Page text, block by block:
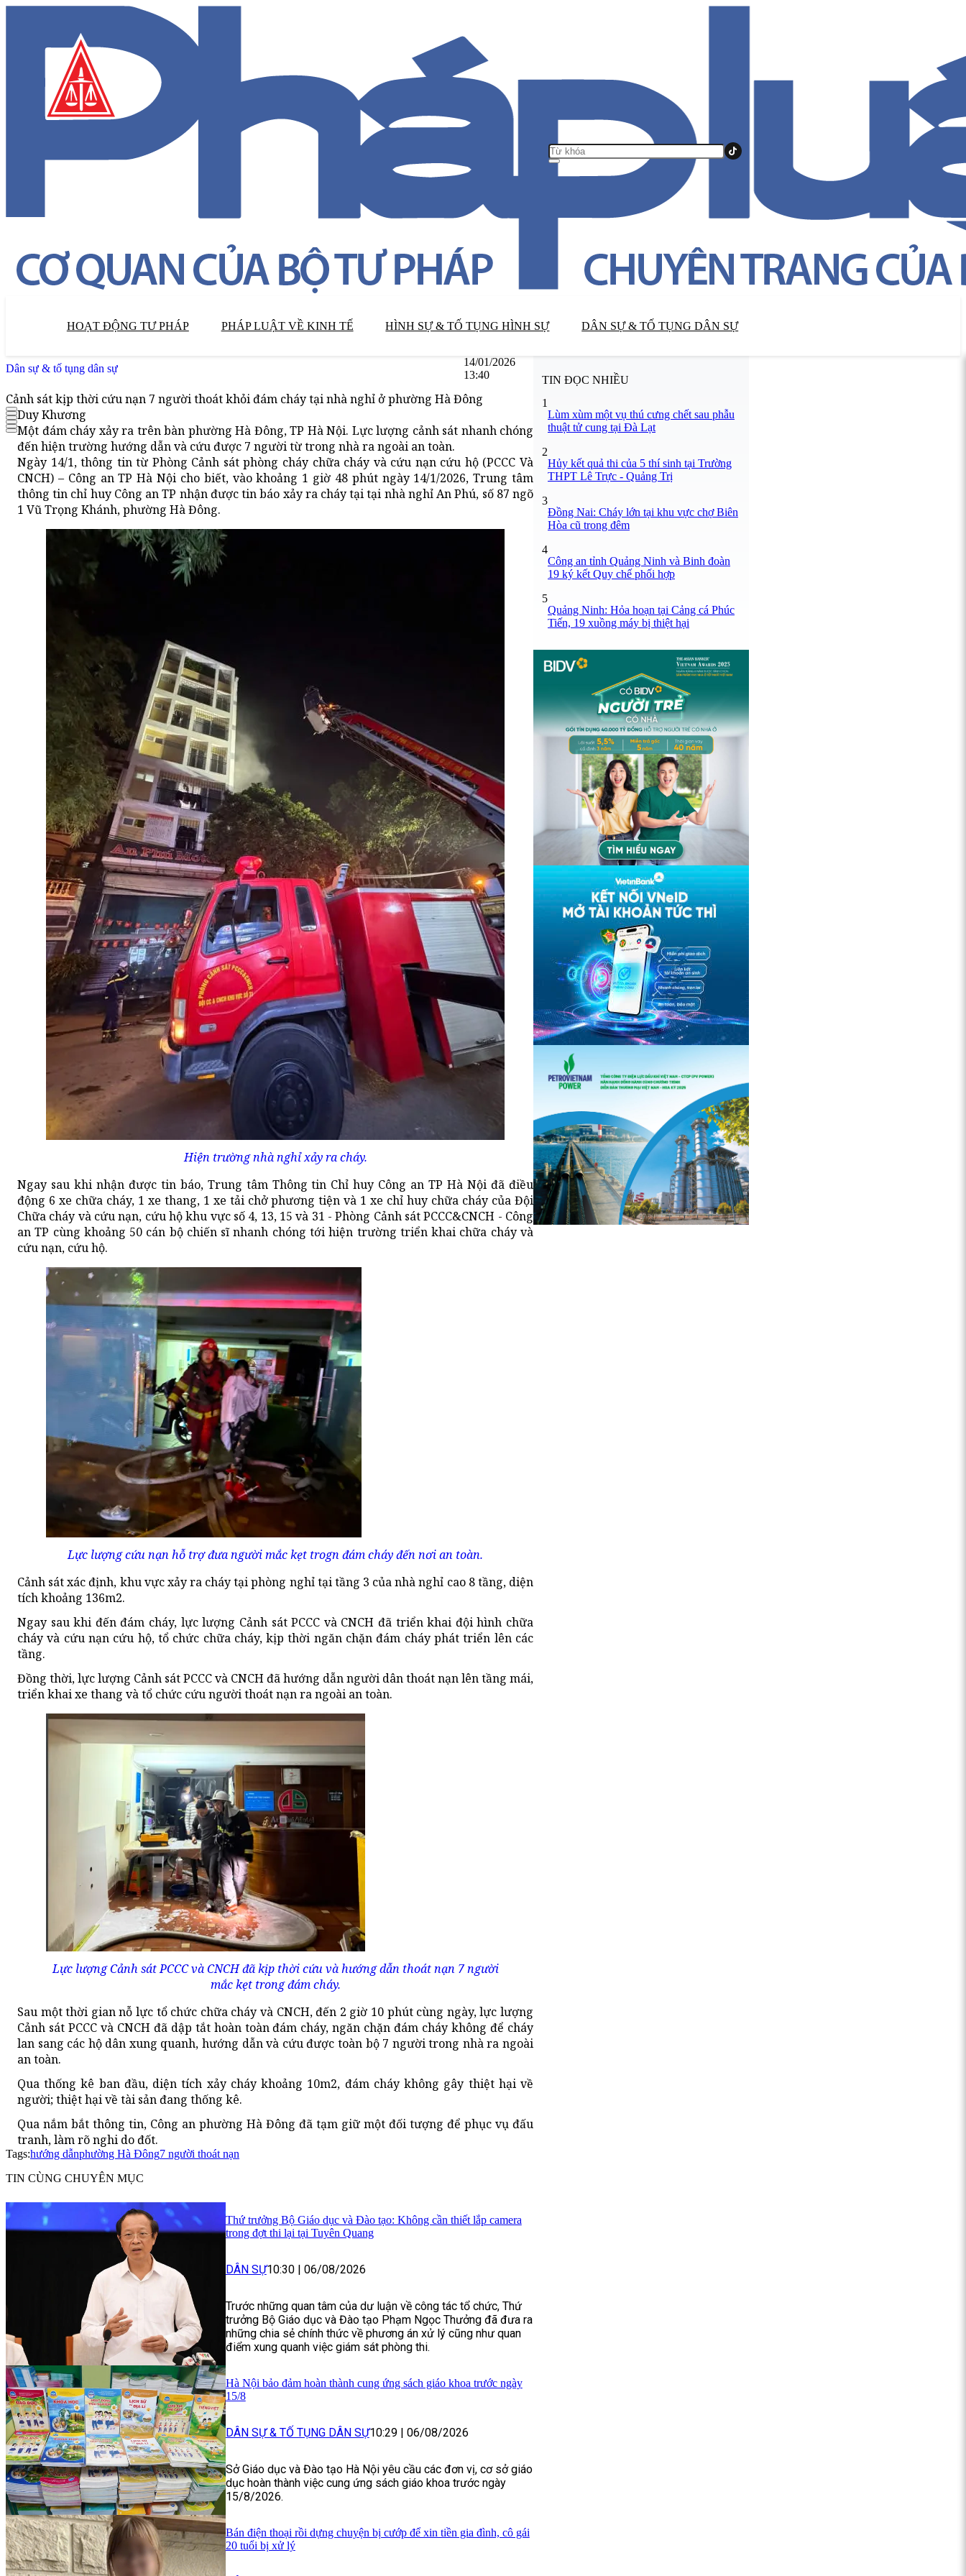
HOẠT ĐỘNG TƯ PHÁP PHÁP LUẬT VỀ KINH TẾ HÌNH SỰ & TỐ TỤNG HÌNH SỰ DÂN SỰ & TỐ TỤNG DÂN SỰ
Dân sự & tố tụng dân sự
14/01/2026
13:40
Cảnh sát kịp thời cứu nạn 7 người thoát khỏi đám cháy tại nhà nghỉ ở phường Hà Đông
Duy Khương
Một đám cháy xảy ra trên bàn phường Hà Đông, TP Hà Nội. Lực lượng cảnh sát nhanh chóng
đến hiện trường hướng dẫn và cứu được 7 người từ trong nhà ra ngoài an toàn.
Ngày 14/1, thông tin từ Phòng Cảnh sát phòng cháy chữa cháy và cứu nạn cứu hộ (PCCC Và
CNCH) – Công an TP Hà Nội cho biết, vào khoảng 1 giờ 48 phút ngày 14/1/2026, Trung tâm
thông tin chỉ huy Công an TP nhận được tin báo xảy ra cháy tại tại nhà nghỉ An Phú, số 87 ngõ
1 Vũ Trọng Khánh, phường Hà Đông.
Hiện trường nhà nghỉ xảy ra cháy.
Ngay sau khi nhận được tin báo, Trung tâm Thông tin Chỉ huy Công an TP Hà Nội đã điều
động 6 xe chữa cháy, 1 xe thang, 1 xe tải chở phương tiện và 1 xe chỉ huy chữa cháy của Đội
Chữa cháy và cứu nạn, cứu hộ khu vực số 4, 13, 15 và 31 - Phòng Cảnh sát PCCC&CNCH - Công
an TP cùng khoảng 50 cán bộ chiến sĩ nhanh chóng tới hiện trường triển khai chữa cháy và
cứu nạn, cứu hộ.
Lực lượng cứu nạn hỗ trợ đưa người mắc kẹt trogn đám cháy đến nơi an toàn.
Cảnh sát xác định, khu vực xảy ra cháy tại phòng nghỉ tại tầng 3 của nhà nghỉ cao 8 tầng, diện
tích khoảng 136m2.
Ngay sau khi đến đám cháy, lực lượng Cảnh sát PCCC và CNCH đã triển khai đội hình chữa
cháy và cứu nạn cứu hộ, tổ chức chữa cháy, kịp thời ngăn chặn đám cháy phát triển lên các
tầng.
Đồng thời, lực lượng Cảnh sát PCCC và CNCH đã hướng dẫn người dân thoát nạn lên tầng mái,
triển khai xe thang và tổ chức cứu người thoát nạn ra ngoài an toàn.
Lực lượng Cảnh sát PCCC và CNCH đã kịp thời cứu và hướng dẫn thoát nạn 7 người
mắc kẹt trong đám cháy.
Sau một thời gian nỗ lực tổ chức chữa cháy và CNCH, đến 2 giờ 10 phút cùng ngày, lực lượng
Cảnh sát PCCC và CNCH đã dập tắt hoàn toàn đám cháy, ngăn chặn đám cháy không để cháy
lan sang các hộ dân xung quanh, hướng dẫn và cứu được toàn bộ 7 người trong nhà ra ngoài
an toàn.
Qua thống kê ban đầu, diện tích xảy cháy khoảng 10m2, đám cháy không gây thiệt hại về
người; thiệt hại về tài sản đang thống kê.
Qua nắm bắt thông tin, Công an phường Hà Đông đã tạm giữ một đối tượng để phục vụ đấu
tranh, làm rõ nghi do đốt.
Tags:hướng dẫnphường Hà Đông7 người thoát nạn
TIN CÙNG CHUYÊN MỤC
Thứ trưởng Bộ Giáo dục và Đào tạo: Không cần thiết lắp camera
trong đợt thi lại tại Tuyên Quang
DÂN SỰ10:30 06/08/2026
Trước những quan tâm của dư luận về công tác tổ chức, Thứ
trưởng Bộ Giáo dục và Đào tạo Phạm Ngọc Thưởng đã đưa ra
những chia sẻ chính thức về phương án xử lý cũng như quan
điểm xung quanh việc giám sát phòng thi.
Hà Nội bảo đảm hoàn thành cung ứng sách giáo khoa trước ngày
15/8
DÂN SỰ & TỐ TỤNG DÂN SỰ10:29 06/08/2026
Sở Giáo dục và Đào tạo Hà Nội yêu cầu các đơn vị, cơ sở giáo
dục hoàn thành việc cung ứng sách giáo khoa trước ngày
15/8/2026.
Bán điện thoại rồi dựng chuyện bị cướp để xin tiền gia đình, cô gái
20 tuổi bị xử lý
TIN ĐỌC NHIỀU
1
Lùm xùm một vụ thú cưng chết sau phẫu
thuật tử cung tại Đà Lạt
2
Hủy kết quả thi của 5 thí sinh tại Trường
THPT Lê Trực - Quảng Trị
3
Đồng Nai: Cháy lớn tại khu vực chợ Biên
Hòa cũ trong đêm
4
Công an tỉnh Quảng Ninh và Binh đoàn
19 ký kết Quy chế phối hợp
5
Quảng Ninh: Hỏa hoạn tại Cảng cá Phúc
Tiến, 19 xuồng máy bị thiệt hại